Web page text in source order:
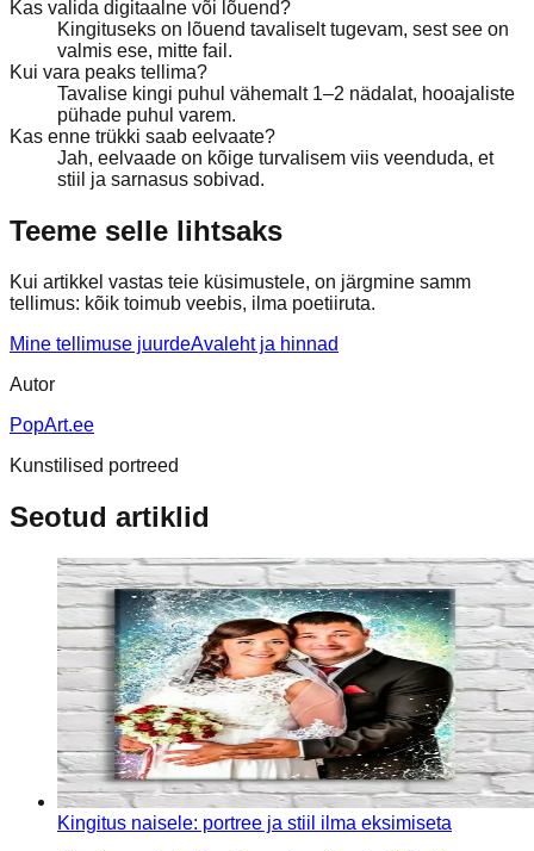
Kas valida digitaalne või lõuend?
Kingituseks on lõuend tavaliselt tugevam, sest see on
valmis ese, mitte fail.
Kui vara peaks tellima?
Tavalise kingi puhul vähemalt 1–2 nädalat, hooajaliste
pühade puhul varem.
Kas enne trükki saab eelvaate?
Jah, eelvaade on kõige turvalisem viis veenduda, et
stiil ja sarnasus sobivad.
Teeme selle lihtsaks
Kui artikkel vastas teie küsimustele, on järgmine samm
tellimus: kõik toimub veebis, ilma poetiiruta.
Mine tellimuse juurdeAvaleht ja hinnad
Autor
PopArt.ee
Kunstilised portreed
Seotud artiklid
Kingitus naisele: portree ja stiil ilma eksimiseta